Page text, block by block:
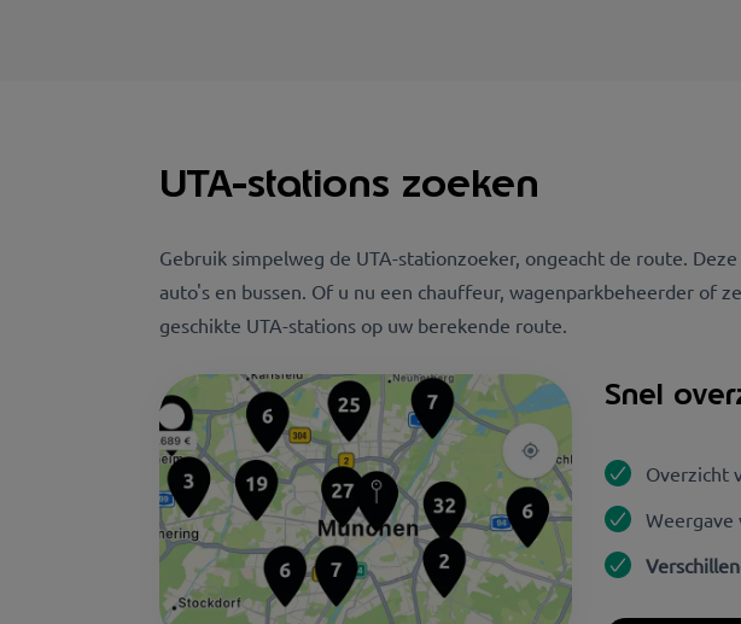
UTA-stations zoeken
Gebruik simpelweg de UTA-stationzoeker, ongeacht de route.
auto's en bussen. Of u nu een chauffeur, wagenparkbeheerder of
geschikte UTA-stations op uw berekende route.
Snel
Overzicht
Weergave